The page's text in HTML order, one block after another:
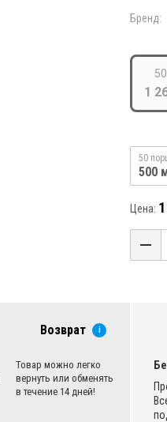
Бренд:
1
50
500
Цена:
Возврат i
Товар можно легко
вернуть или обменять
в течение 14 дней!